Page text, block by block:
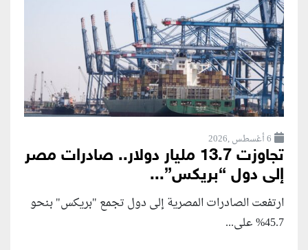
6 أغسطس ,2026
تجاوزت 13.7 مليار دولار.. صادرات مصر
إلى دول “بريكس”...
ارتفعت الصادرات المصرية إلى دول تجمع "بريكس" بنحو
45.7% على...